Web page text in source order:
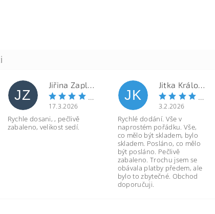
JZ
Jiřina Zapletalová
17.3.2026
Rychle dosani, , pečlivě
zabaleno, velikost sedí.
JK
Jitka Královcová
3.2.2026
Rychlé dodání. Vše v
naprostém pořádku. Vše,
co mělo být skladem, bylo
skladem. Posláno, co mělo
být posláno. Pečlivě
zabaleno. Trochu jsem se
obávala platby předem, ale
bylo to zbytečné. Obchod
doporučuji.